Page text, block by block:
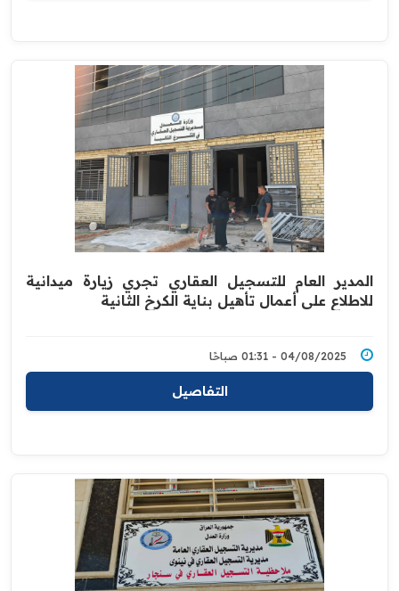
المدير العام للتسجيل العقاري تجري زيارة ميدانية
للاطلاع على أعمال تأهيل بناية الكرخ الثانية
04/08/2025 - 01:31 صباحًا
التفاصيل